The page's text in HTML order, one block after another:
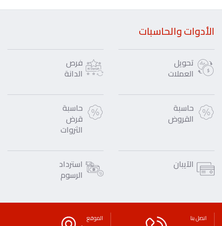
الأدوات والحاسبات
تحويل
العملات
فرص
الدانة
حاسبة
القروض
حاسبة
قرض
الثروات
الآيبان استرداد
الرسوم
اتصل بنا الموقع